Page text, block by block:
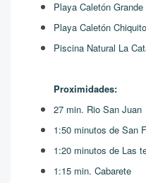
Playa Caletón
Playa Caletón
Piscina Natural La
Proximidades:
27 min. Rio San Juan
1:50 minutos de San
1:20 minutos de Las
1:15 min. Cabarete